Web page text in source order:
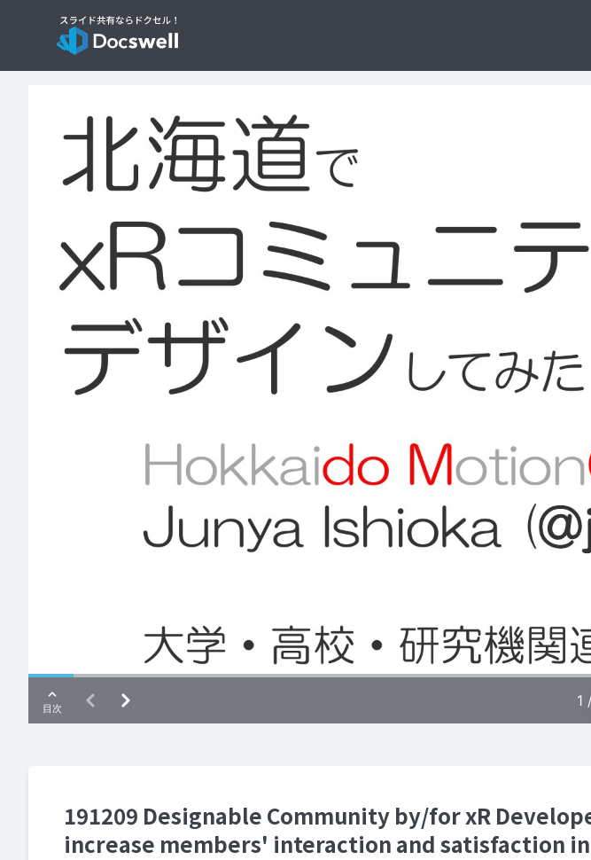
191209 Designable Community by/for xR
increase members' interaction and satisfaction